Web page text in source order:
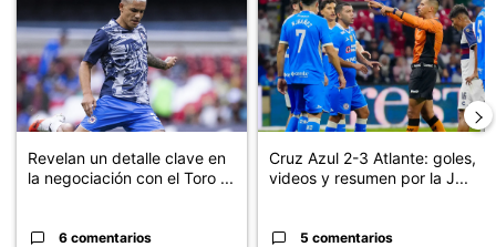
Revelan un detalle clave en
la negociación con el Toro ...
6 comentarios
Cruz Azul 2-3 Atlante: goles,
videos y resumen por la J...
5 comentarios